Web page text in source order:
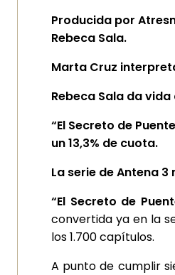
Producida por
Rebeca Sala.
Marta Cruz
Rebeca Sala da
“El Secreto de
un 13,3% de cuota.
La serie de Antena
“El Secreto de
convertida ya en la
los 1.700 capítulos.
A punto de cumplir